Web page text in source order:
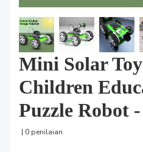
Mini Solar
Children
Puzzle Robot
| 0 penilaian